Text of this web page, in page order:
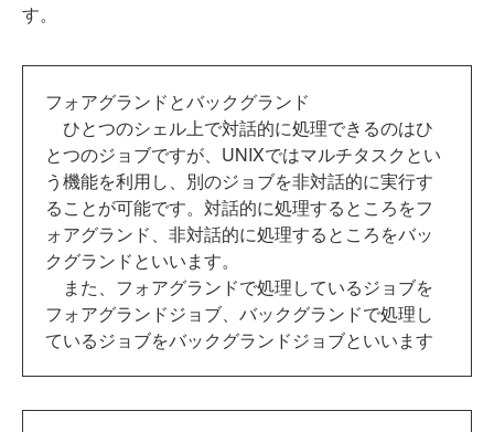
す。
フォアグランドとバックグランド
ひとつのシェル上で対話的に処理できるのはひ
とつのジョブですが、UNIXではマルチタスクとい
う機能を利用し、別のジョブを非対話的に実行す
ることが可能です。対話的に処理するところをフ
ォアグランド、非対話的に処理するところをバッ
クグランドといいます。
また、フォアグランドで処理しているジョブを
フォアグランドジョブ、バックグランドで処理し
ているジョブをバックグランドジョブといいます